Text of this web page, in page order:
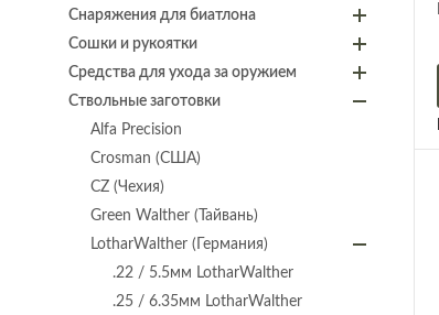
Снаряжения для биатлона
Сошки и рукоятки
Средства для ухода за оружием
Ствольные заготовки
Alfa Precision
Crosman (США)
CZ (Чехия)
Green Walther (Тайвань)
LotharWalther (Германия)
.22 / 5.5мм LotharWalther
.25 / 6.35мм LotharWalther